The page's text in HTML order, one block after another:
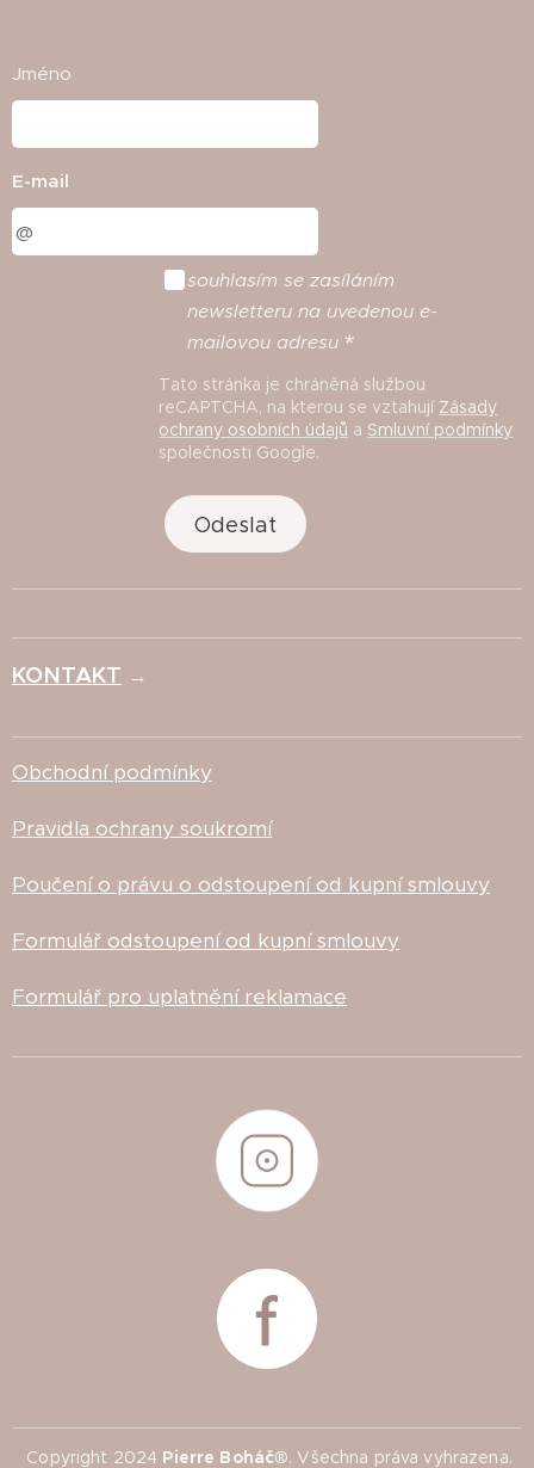
Jméno
E-mail
souhlasím se zasíláním
newsletteru na uvedenou e-
mailovou adresu
Tato stránka je chráněná službou
reCAPTCHA, na kterou se vztahují Zásady
ochrany osobních údajů a Smluvní podmínky
společnosti Google.
Odeslat
KONTAKT →
Obchodní podmínky
Pravidla ochrany soukromí
Poučení o právu o odstoupení od kupní smlouvy
Formulář odstoupení od kupní smlouvy
Formulář pro uplatnění reklamace
Copyright 2024 Pierre Boháč®. Všechna práva vyhrazena.